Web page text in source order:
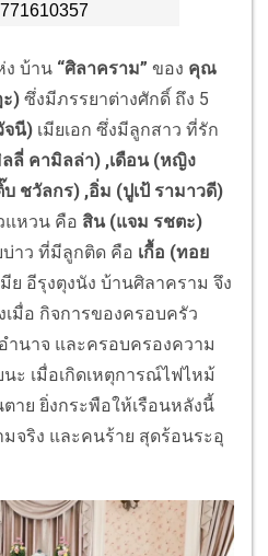
ง บ้าน “ศิลาคราม” ของ คุณ
) ซึ่งมีภรรยาต่างศักดิ์ ถึง 5
จนี) เมียเอก ซึ่งมีลูกสาว ที่รัก
ลลี่ คามิลล่า) ,เดือน (หญิง
ชวัลกร) ,อิ่ม (ปูเป้ รามาวดี)
แหวน คือ สิน (แจม รชตะ)
บ่าว ที่มีลูกติด คือ เกื้อ (ทอย
ย อีรุงตุงนัง บ้านศิลาคราม จึง
มื่อ กิจการของครอบครัว
ำนาจ และครอบครองความ
ะ เมื่อเกิดเหตุการณ์ไฟไหม้
ย ยิ่งกระพือให้เรือนหลังนี้
จริง และคนร้าย สุดร้อนระอุ